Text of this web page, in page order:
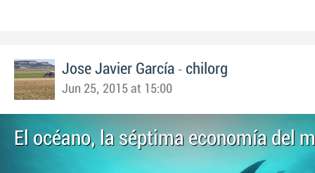
Jose Javier García - chilorg
Jun 25, 2015 at 15:00
El océano, la séptima economía del